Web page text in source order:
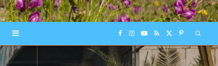
F I Y
o
R
S (
P